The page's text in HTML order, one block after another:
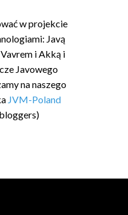
w projekcie
Javą
i Akką i
Javowego
na naszego
JVM-Poland